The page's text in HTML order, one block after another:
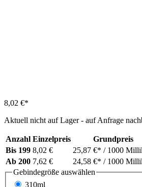
8,02 €*
Aktuell nicht auf Lager - auf Anfrage
Anzahl Einzelpreis
Grundpreis
Bis 199 8,02 € 25,87 €* / 1000
Ab 200 7,62 € 24,58 €* / 1000
Gebindegröße auswählen
310ml